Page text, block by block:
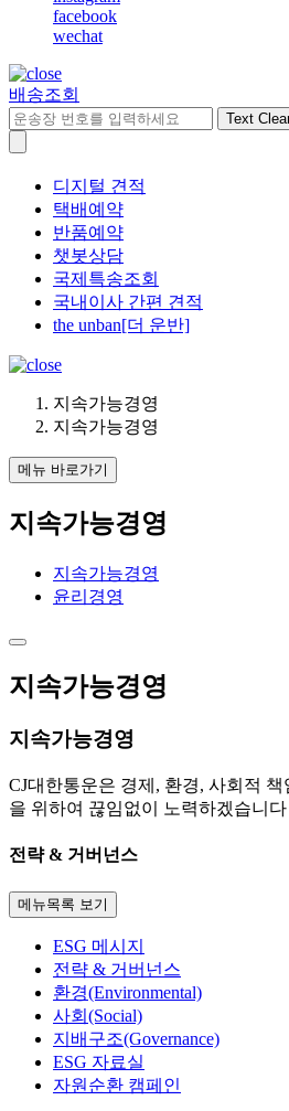
facebook
wechat
배송조회
Text
디지털 견적
택배예약
반품예약
챗봇상담
국제특송조회
국내이사 간편 견적
the unban[더 운반]
지속가능경영
지속가능경영
메뉴 바로가기
지속가능경영
지속가능경영
윤리경영
지속가능경영
지속가능경영
CJ대한통운은 경제, 환경, 사회적
을 위하여 끊임없이 노력하겠습니다
전략 & 거버넌스
메뉴목록 보기
ESG 메시지
전략 & 거버넌스
환경(Environmental)
사회(Social)
지배구조(Governance)
ESG 자료실
자원순환 캠페인